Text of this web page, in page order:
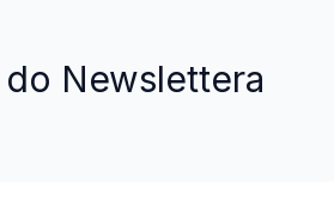
Newslettera